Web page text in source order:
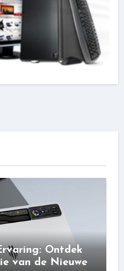
Ontdek
van de Nieuwe